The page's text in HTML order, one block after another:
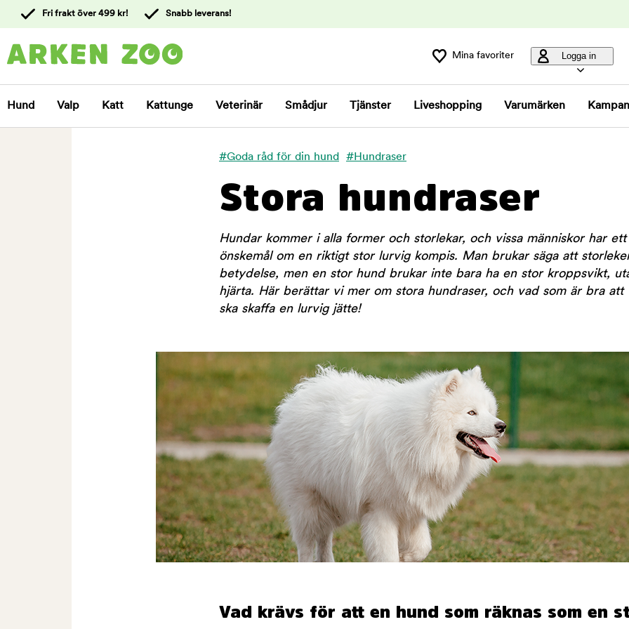
kundtjänst
Fri frakt över 499 kr! Snabb leverans!
Mina favoriter Logga in
Hund Valp Katt Kattunge Veterinär Smådjur Tjänster Liveshopping Varumärken
#Goda råd för din hund #Hundraser
Stora hundraser
Hundar kommer i alla former och storlekar, och vissa människor har
önskemål om en riktigt stor lurvig kompis. Man brukar säga att
betydelse, men en stor hund brukar inte bara ha en stor kroppsvikt,
hjärta. Här berättar vi mer om stora hundraser, och vad som är bra att
ska skaffa en lurvig jätte!
Vad krävs för att en hund som räknas som en